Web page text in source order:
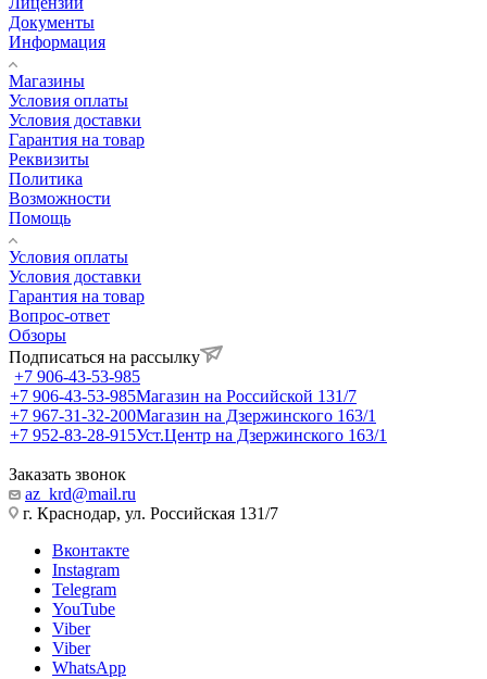
Документы
Информация
Магазины
Условия оплаты
Условия доставки
Гарантия на товар
Реквизиты
Политика
Возможности
Помощь
Условия оплаты
Условия доставки
Гарантия на товар
Вопрос-ответ
Обзоры
Подписаться на рассылку
+7 906-43-53-985
+7 906-43-53-985Магазин на Российской 131/7
+7 967-31-32-200Магазин на Дзержинского 163/1
+7 952-83-28-915Уст.Центр на Дзержинского 163/1
Заказать звонок
az_krd@mail.ru
г. Краснодар, ул. Российская 131/7
Вконтакте
Instagram
Telegram
YouTube
Viber
Viber
WhatsApp